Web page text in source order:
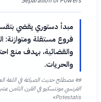
مبدأ دستوري يقضي
فروع مستقلة ومتوازنة:
والقضائية، بهدف منع
والحريات.
📜 مصطلح حديث الصياغة في اللغة
Potestatis»